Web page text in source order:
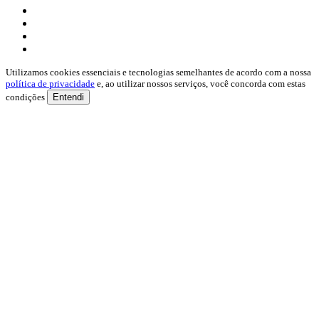
Utilizamos cookies essenciais e tecnologias semelhantes de acordo com a nossa
política de privacidade e, ao utilizar nossos serviços, você concorda com estas
condições
Entendi